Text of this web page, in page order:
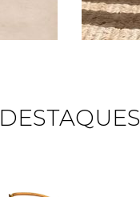
DESTAQUES